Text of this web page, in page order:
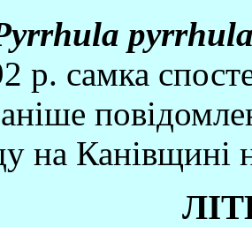
р. самка
на Канiвщинi
ЛI